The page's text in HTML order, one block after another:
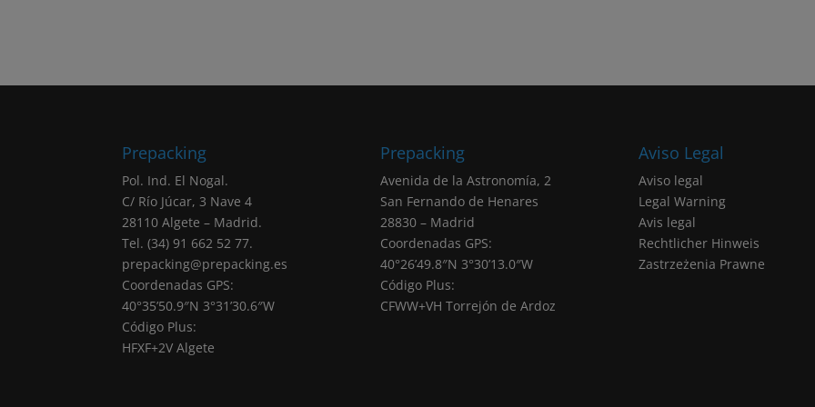
Prepacking
Pol. Ind. El Nogal.
C/ Río Júcar, 3 Nave 4
28110 Algete – Madrid.
Tel. (34) 91 662 52 77.
prepacking@prepacking.es
Coordenadas GPS:
40°35’50.9″N 3°31’30.6″W
Código Plus:
HFXF+2V Algete
Prepacking
Avenida de la Astronomía, 2
San Fernando de Henares
28830 – Madrid
Coordenadas GPS:
40°26’49.8″N 3°30’13.0″W
Código Plus:
CFWW+VH Torrejón de Ardoz
Aviso Legal
Aviso legal
Legal Warning
Avis legal
Rechtlicher Hinweis
Zastrzeżenia Prawne